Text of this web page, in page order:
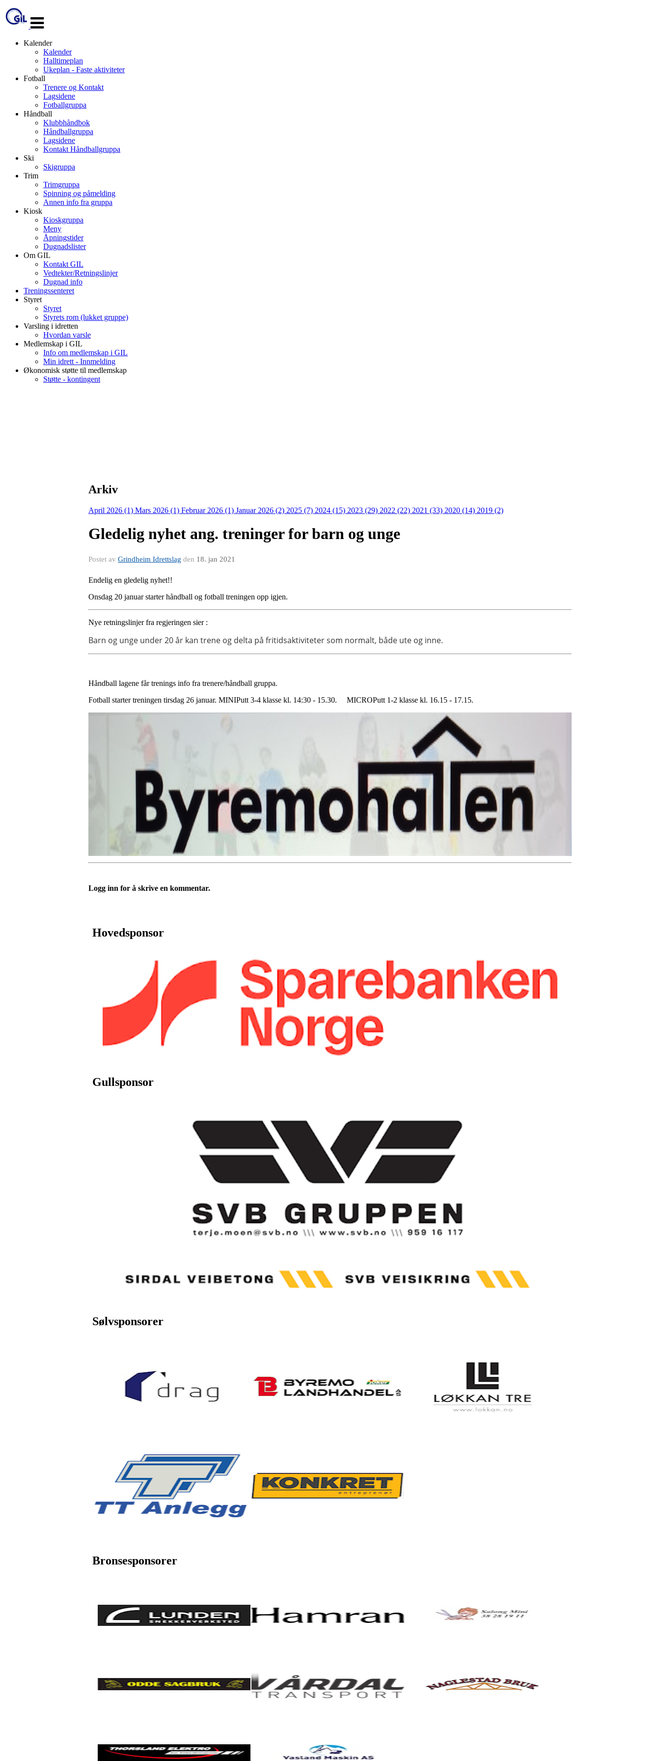
navigasjon
Kalender
Kalender
Halltimeplan
Ukeplan - Faste aktiviteter
Fotball
Trenere og Kontakt
Lagsidene
Fotballgruppa
Håndball
Klubbhåndbok
Håndballgruppa
Lagsidene
Kontakt Håndballgruppa
Ski
Skigruppa
Trim
Trimgruppa
Spinning og påmelding
Annen info fra gruppa
Kiosk
Kioskgruppa
Meny
Åpningstider
Dugnadslister
Om GIL
Kontakt GIL
Vedtekter/Retningslinjer
Dugnad info
Treningssenteret
Styret
Styret
Styrets rom (lukket gruppe)
Varsling i idretten
Hvordan varsle
Medlemskap i GIL
Info om medlemskap i GIL
Min idrett - Innmelding
Økonomisk støtte til medlemskap
Støtte - kontingent
Arkiv
April 2026 (1) Mars 2026 (1) Februar 2026 (1) Januar 2026 (2) 2025 (7) 2024 (15) 2023 (29) 2022 (22) 2021 (33) 2020 (14) 2019 (2)
Gledelig nyhet ang. treninger for barn og unge
Postet av Grindheim Idrettslag den 18. jan 2021
Endelig en gledelig nyhet!!
Onsdag 20 januar starter håndball og fotball treningen opp igjen.
Nye retningslinjer fra regjeringen sier :
Barn og unge under 20 år kan trene og delta på fritidsaktiviteter som normalt, både ute og inne.
Håndball lagene får trenings info fra trenere/håndball gruppa.
Fotball starter treningen tirsdag 26 januar. MINIPutt 3-4 klasse kl. 14:30 - 15.30. MICROPutt 1-2 klasse kl. 16.15 - 17.15.
Logg inn for å skrive en kommentar.
Hovedsponsor
Gullsponsor
Sølvsponsorer
Bronsesponsorer